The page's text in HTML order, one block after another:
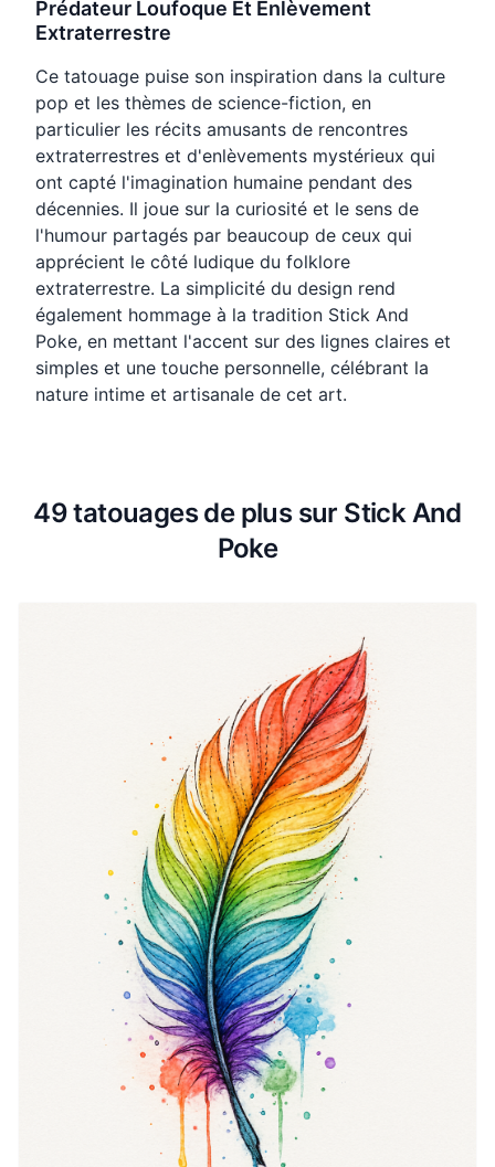
Prédateur Loufoque Et Enlèvement
Extraterrestre
Ce tatouage puise son inspiration dans la culture
pop et les thèmes de science-fiction, en
particulier les récits amusants de rencontres
extraterrestres et d'enlèvements mystérieux qui
ont capté l'imagination humaine pendant des
décennies. Il joue sur la curiosité et le sens de
l'humour partagés par beaucoup de ceux qui
apprécient le côté ludique du folklore
extraterrestre. La simplicité du design rend
également hommage à la tradition Stick And
Poke, en mettant l'accent sur des lignes claires et
simples et une touche personnelle, célébrant la
nature intime et artisanale de cet art.
49 tatouages de plus sur Stick And
Poke